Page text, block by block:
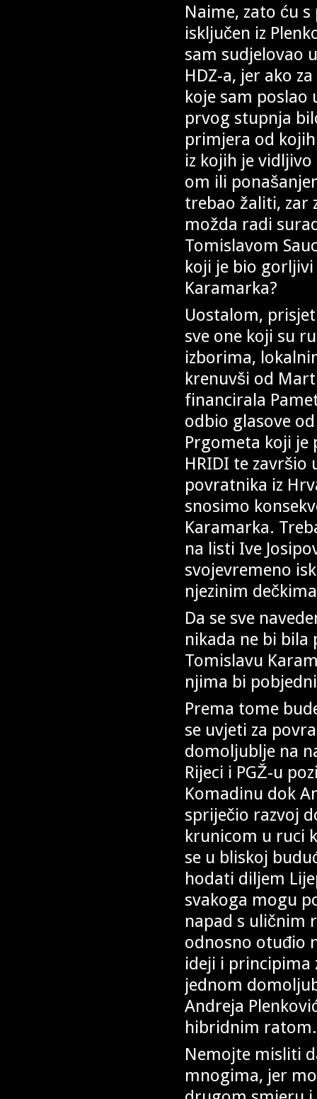
Naime, zato ću
isključen iz
sam sudjelovao
HDZ-a, jer ako
koje sam poslao
prvog stupnja
primjera od
iz kojih je vidljivo
om ili
trebao žaliti, zar
možda radi
Tomislavom
koji je bio
Karamarka?
Uostalom,
sve one koji su
izborima,
krenuvši od
financirala
odbio glasove
Prgometa koji je
HRIDI te završio
povratnika iz
snosimo
Karamarka.
na listi Ive
svojevremeno
njezinim
Da se sve
nikada ne bi bila
Tomislavu
njima bi
Prema tome
se uvjeti za
domoljublje na
Rijeci i PGŽ-u
Komadinu dok
spriječio razvoj
krunicom u ruci
se u bliskoj
hodati diljem
svakoga mogu
napad s uličnim
odnosno otuđio
ideji i principima
jednom
Andreja
hibridnim ratom.
Nemojte misliti
mnogima, jer